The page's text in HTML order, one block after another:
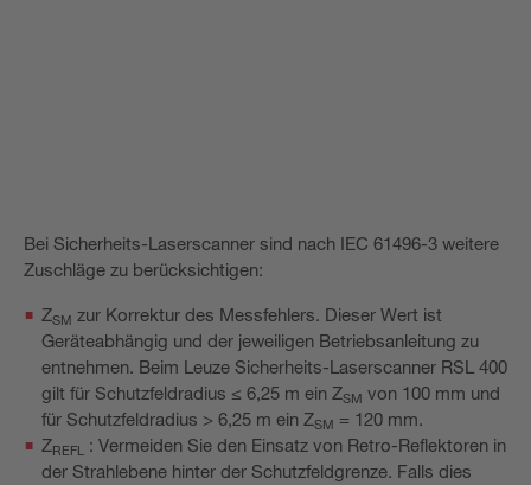
Bei Sicherheits-Laserscanner sind nach IEC 61496-3 weitere
Zuschläge zu berücksichtigen:
ZSM zur Korrektur des Messfehlers. Dieser Wert ist
Geräteabhängig und der jeweiligen Betriebsanleitung zu
entnehmen. Beim Leuze Sicherheits-Laserscanner RSL 400
gilt für Schutzfeldradius ≤ 6,25 m ein ZSM von 100 mm und
für Schutzfeldradius > 6,25 m ein ZSM = 120 mm.
ZREFL : Vermeiden Sie den Einsatz von Retro-Reflektoren in
der Strahlebene hinter der Schutzfeldgrenze. Falls dies